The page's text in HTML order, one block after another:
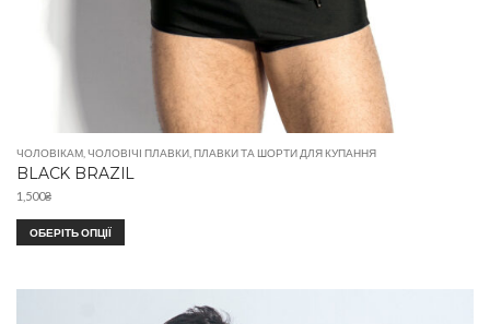
ЧОЛОВІКАМ,ЧОЛОВІЧІ ПЛАВКИ,ПЛАВКИ ТА ШОРТИ ДЛЯ КУПАННЯ
BLACK BRAZIL
1,500₴
ОБЕРІТЬ ОПЦІЇ